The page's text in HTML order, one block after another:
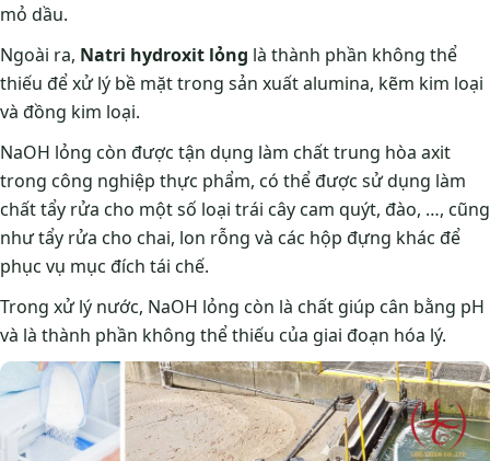
mỏ dầu.
Ngoài ra, Natri hydroxit lỏng là thành phần không thể
thiếu để xử lý bề mặt trong sản xuất alumina, kẽm kim loại
và đồng kim loại.
NaOH lỏng còn được tận dụng làm chất trung hòa axit
trong công nghiệp thực phẩm, có thể được sử dụng làm
chất tẩy rửa cho một số loại trái cây cam quýt, đào, …, cũng
như tẩy rửa cho chai, lon rỗng và các hộp đựng khác để
phục vụ mục đích tái chế.
Trong xử lý nước, NaOH lỏng còn là chất giúp cân bằng pH
và là thành phần không thể thiếu của giai đoạn hóa lý.